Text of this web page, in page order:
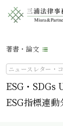
著書・論文
ニュースレター・
ESG・SDGs
ESG指標連動